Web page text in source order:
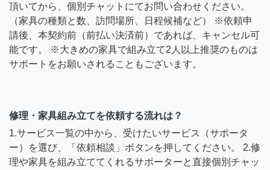
頂いてから、個別チャットにてお問い合わせください。
（家具の種類と数、訪問場所、日程候補など） ※依頼申
請後、本契約前（前払い決済前）であれば、キャンセル可
能です。 ※大きめの家具で組み立て2人以上推奨のものは
サポートをお願いされることもございます。
修理・家具組み立てを依頼する流れは？
1.サービス一覧の中から、受けたいサービス（サポータ
ー）を選び、「依頼相談」ボタンを押してください。 2.修
理や家具を組み立ててくれるサポーターと直接個別チャッ